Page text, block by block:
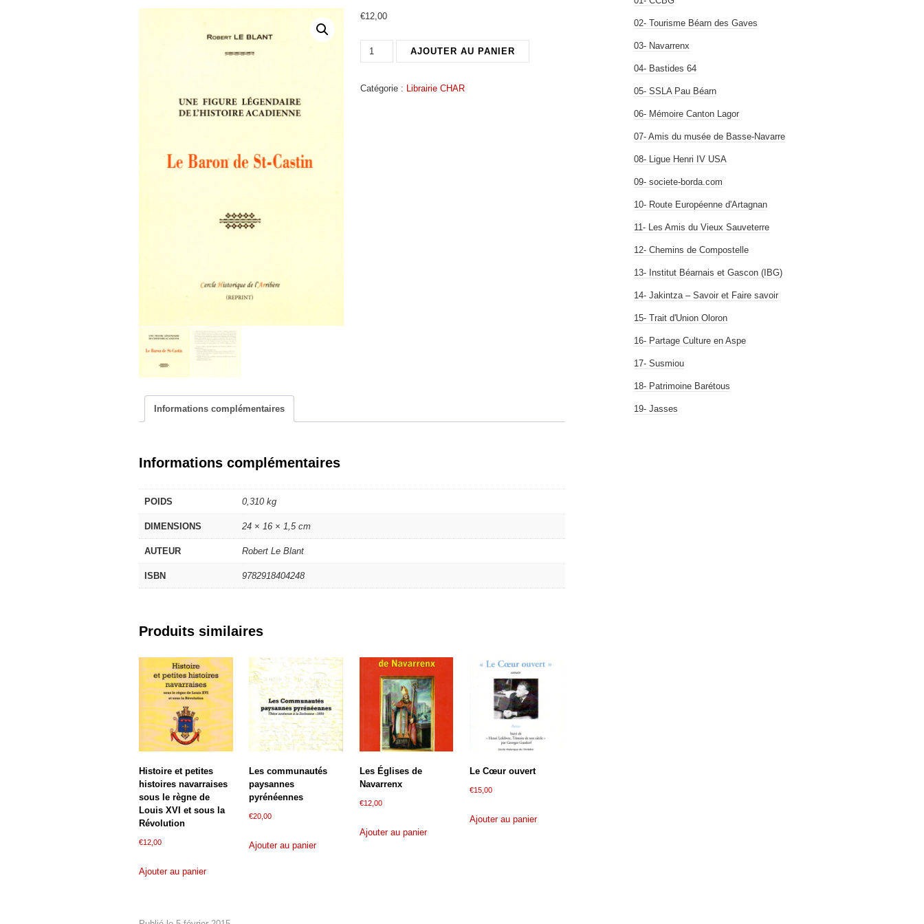
€12,00
quantité
de
Baron
AJOUTER AU PANIER
Catégorie : Librairie CHAR
Informations complémentaires
Informations complémentaires
POIDS 0,310 kg
DIMENSIONS 24 × 16 × 1,5 cm
AUTEUR Robert Le Blant
ISBN 9782918404248
Produits similaires
Histoire et petites
histoires navarraises
sous le règne de
Louis XVI et sous la
Révolution
€12,00
Ajouter au panier
Les communautés
paysannes
pyrénéennes
€20,00
Ajouter au panier
Les Églises de
Navarrenx
€12,00
Ajouter au panier
Le Cœur ouvert
€15,00
Ajouter au panier
02- Tourisme Béarn des Gaves
03- Navarrenx
04- Bastides 64
05- SSLA Pau Béarn
06- Mémoire Canton Lagor
07- Amis du musée de Basse-Navarre
08- Ligue Henri IV USA
09- societe-borda.com
10- Route Européenne d'Artagnan
11- Les Amis du Vieux Sauveterre
12- Chemins de Compostelle
13- Institut Béarnais et Gascon (IBG)
14- Jakintza – Savoir et Faire savoir
15- Trait d'Union Oloron
16- Partage Culture en Aspe
17- Susmiou
18- Patrimoine Barétous
19- Jasses